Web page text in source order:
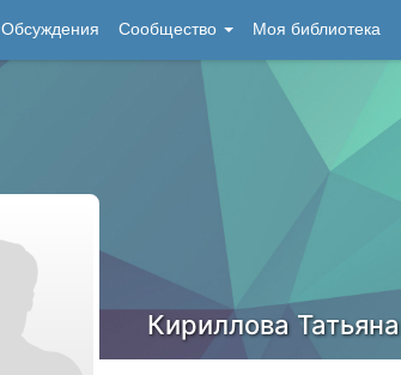
Обсуждения Сообщество Моя библиотека
Кириллова Татьяна